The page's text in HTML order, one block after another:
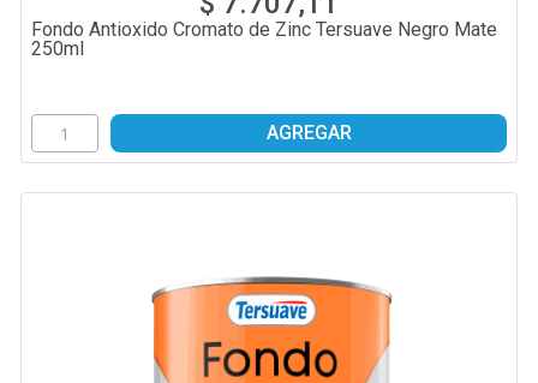
Fondo Antioxido Cromato de Zinc Tersuave Negro Mate
250ml
AGREGAR